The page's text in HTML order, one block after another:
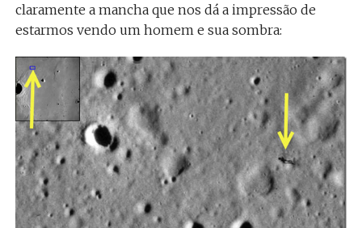
claramente a mancha que nos dá a impressão de
estarmos vendo um homem e sua sombra: